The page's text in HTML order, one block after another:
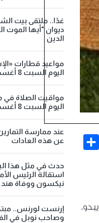
Share
.
غدًا.. ملتقى بيت
ديوان "أيها الموت
الدين
مواعيد قطارات
اليوم السبت 8 أغسطس 2026
مواقيت الصلاة
اليوم السبت 8 أغسطس 2026
عند ممارسة
عن هذه العادات
استقالة الرئيس
نيكسون ووفاة
إرنست لورنس..
وصاحب نوبل في